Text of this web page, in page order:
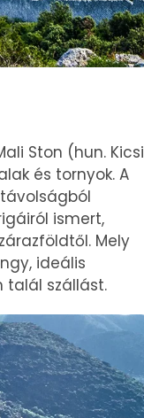
Ston (hun. Kicsi
és tornyok. A
ismert,
Mely
ideális
talál szállást.